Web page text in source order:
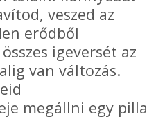
veszed az
erődből
igeversét az
van változás.
megállni egy